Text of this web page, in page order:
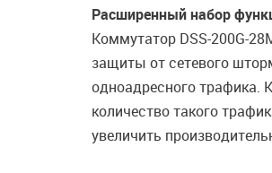
Расширенный набор
Коммутатор DSS-200G-
защиты от сетевого
одноадресного трафика.
количество такого
увеличить